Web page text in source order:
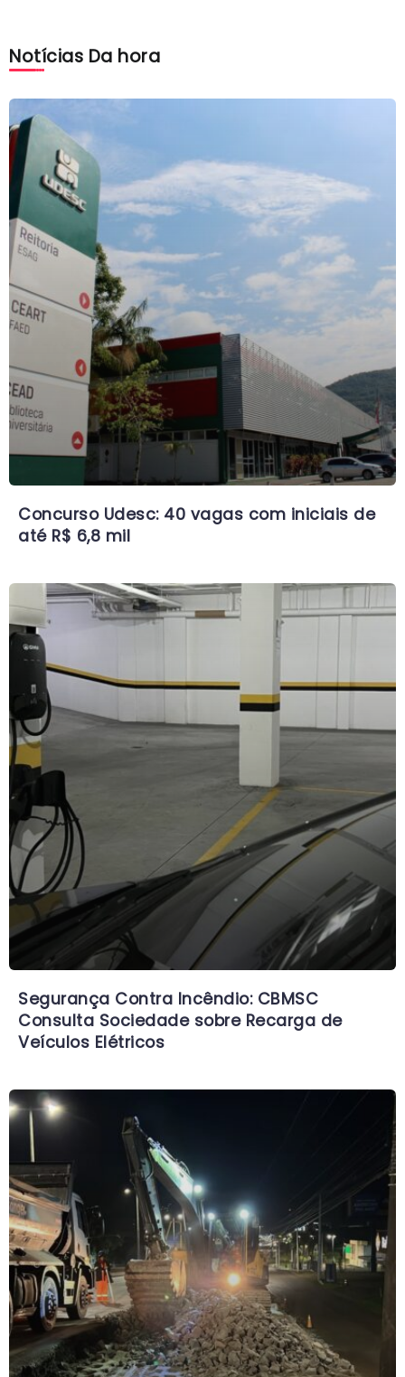
Notícias Da hora
Concurso Udesc: 40 vagas com iniciais de
até R$ 6,8 mil
Segurança Contra Incêndio: CBMSC
Consulta Sociedade sobre Recarga de
Veículos Elétricos